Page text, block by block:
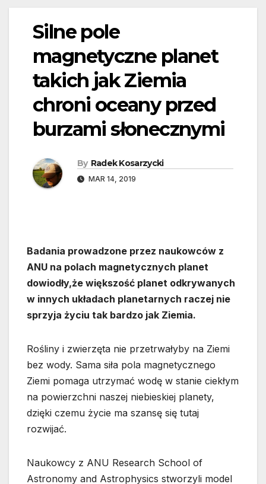
Silne pole
magnetyczne planet
takich jak Ziemia
chroni oceany przed
burzami słonecznymi
By Radek Kosarzycki
MAR 14, 2019
Badania prowadzone przez naukowców z
ANU na polach magnetycznych planet
dowiodły,że większość planet odkrywanych
w innych układach planetarnych raczej nie
sprzyja życiu tak bardzo jak Ziemia.
Rośliny i zwierzęta nie przetrwałyby na Ziemi
bez wody. Sama siła pola magnetycznego
Ziemi pomaga utrzymać wodę w stanie ciekłym
na powierzchni naszej niebieskiej planety,
dzięki czemu życie ma szansę się tutaj
rozwijać.
Naukowcy z ANU Research School of
Astronomy and Astrophysics stworzyli model